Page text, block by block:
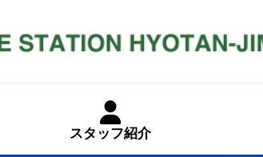
スタッフ紹介